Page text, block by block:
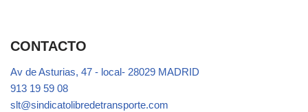
CONTACTO
Av de Asturias, 47 - local- 28029 MADRID
913 19 59 08
slt@sindicatolibredetransporte.com